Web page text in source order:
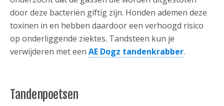
door deze bacteriën giftig zijn. Honden ademen deze
toxinen in en hebben daardoor een verhoogd risico
op onderliggende ziektes. Tandsteen kun je
verwijderen met een AE Dogz tandenkrabber.
Tandenpoetsen